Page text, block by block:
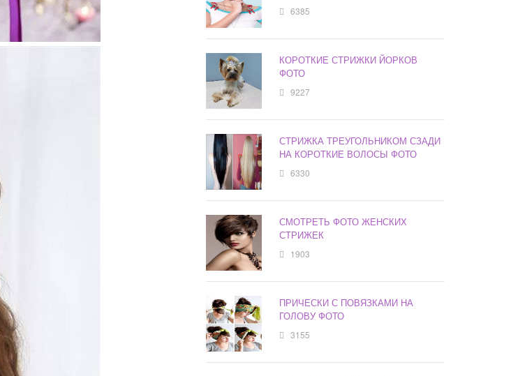
6385
КОРОТКИЕ СТРИЖКИ ЙОРКОВ
ФОТО
9227
СТРИЖКА ТРЕУГОЛЬНИКОМ СЗАДИ
НА КОРОТКИЕ ВОЛОСЫ ФОТО
6330
СМОТРЕТЬ ФОТО ЖЕНСКИХ
СТРИЖЕК
1903
ПРИЧЕСКИ С ПОВЯЗКАМИ НА
ГОЛОВУ ФОТО
3155